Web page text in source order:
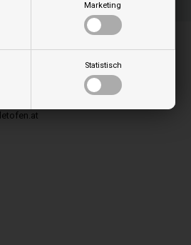
Marketing
Statistisch
ApS
Juelsminde, Dänemark